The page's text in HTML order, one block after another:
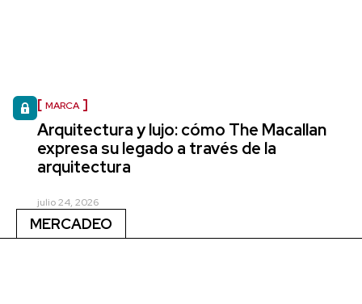
MARCA
Arquitectura y lujo: cómo The Macallan
expresa su legado a través de la
arquitectura
julio 24, 2026
MERCADEO